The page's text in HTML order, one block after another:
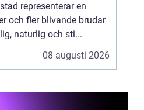
representerar en
och fler blivande brudar
naturlig och sti...
08 augusti 2026